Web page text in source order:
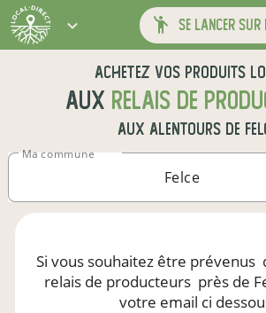
se lancer
Achetez vos produits
aux relais de
aux alentours de
Ma commune
Si vous souhaitez être prévenus
relais de producteurs près de
votre email ci